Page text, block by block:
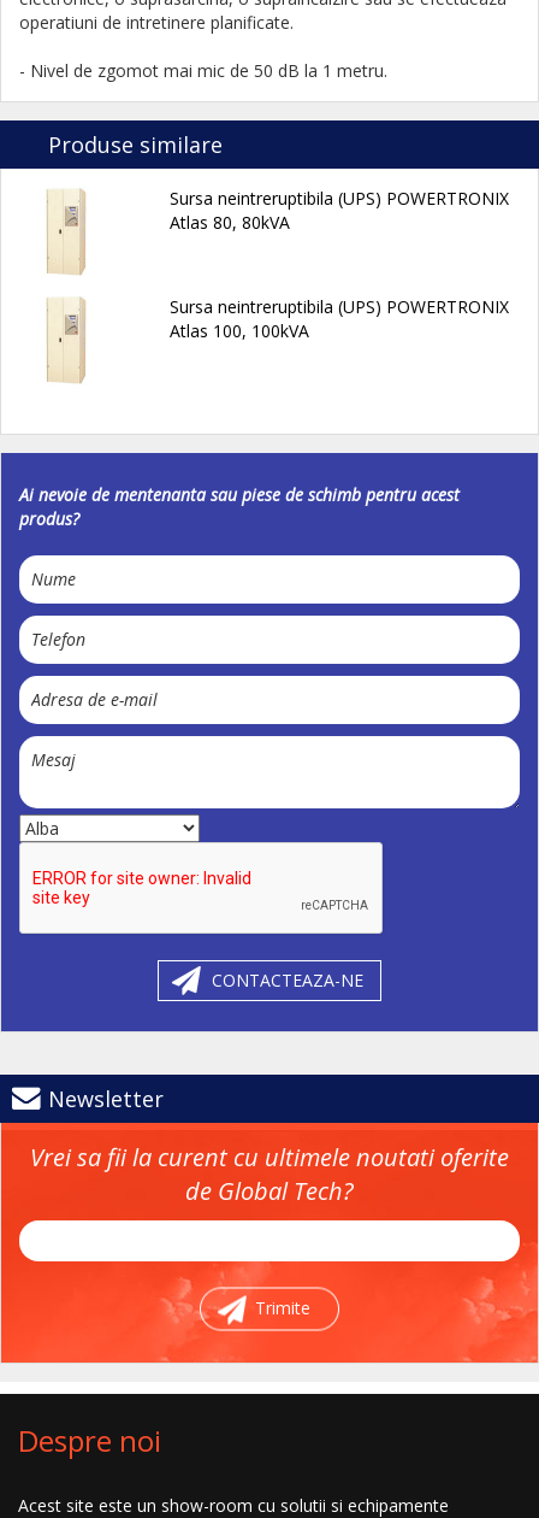
operatiuni de intretinere planificate.
- Nivel de zgomot mai mic de 50 dB la 1 metru.
Produse similare
Sursa neintreruptibila (UPS) POWERTRONIX
Atlas 80, 80kVA
Sursa neintreruptibila (UPS) POWERTRONIX
Atlas 100, 100kVA
Ai nevoie de mentenanta sau piese de schimb pentru acest
produs?
CONTACTEAZA-NE
Newsletter
Vrei sa fii la curent cu ultimele noutati oferite
de Global Tech?
Trimite
Despre noi
Acest site este un show-room cu solutii si echipamente